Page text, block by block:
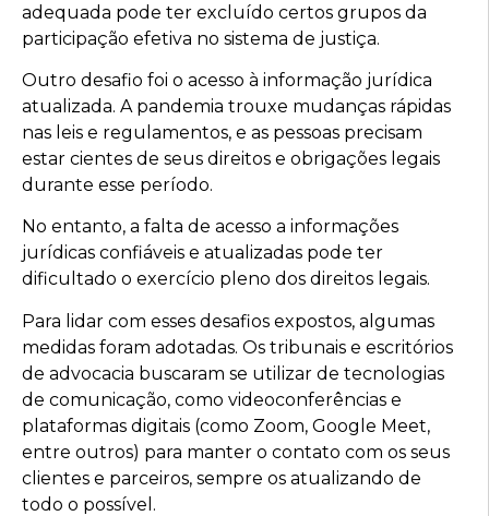
adequada pode ter excluído certos grupos da
participação efetiva no sistema de justiça.
Outro desafio foi o acesso à informação jurídica
atualizada. A pandemia trouxe mudanças rápidas
nas leis e regulamentos, e as pessoas precisam
estar cientes de seus direitos e obrigações legais
durante esse período.
No entanto, a falta de acesso a informações
jurídicas confiáveis ​​e atualizadas pode ter
dificultado o exercício pleno dos direitos legais.
Para lidar com esses desafios expostos, algumas
medidas foram adotadas. Os tribunais e escritórios
de advocacia buscaram se utilizar de tecnologias
de comunicação, como videoconferências e
plataformas digitais (como Zoom, Google Meet,
entre outros) para manter o contato com os seus
clientes e parceiros, sempre os atualizando de
todo o possível.